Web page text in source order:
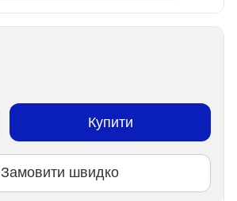
Купити
Замовити швидко